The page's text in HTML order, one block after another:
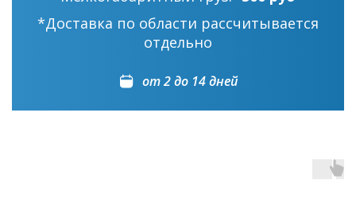
*Доставка по области рассчитывается
отдельно
от 2 до 14 дней